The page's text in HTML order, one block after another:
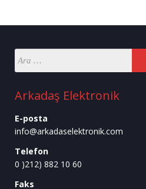
Arkadaş Elektronik
E-posta
info@arkadaselektronik.com
Telefon
0 )212) 882 10 60
Faks